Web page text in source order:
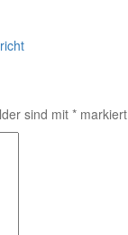
sind mit * markiert